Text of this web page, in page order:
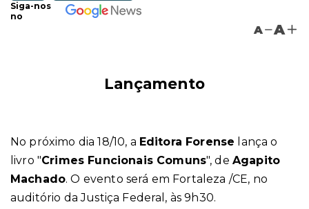
Siga-nos
no
A A
Lançamento
No próximo dia 18/10, a Editora Forense lança o
livro "Crimes Funcionais Comuns", de Agapito
Machado. O evento será em Fortaleza /CE, no
auditório da Justiça Federal, às 9h30.